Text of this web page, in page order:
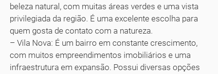
beleza natural, com muitas áreas verdes e uma vista
privilegiada da região. É uma excelente escolha para
quem gosta de contato com a natureza.
– Vila Nova: É um bairro em constante crescimento,
com muitos empreendimentos imobiliários e uma
infraestrutura em expansão. Possui diversas opções